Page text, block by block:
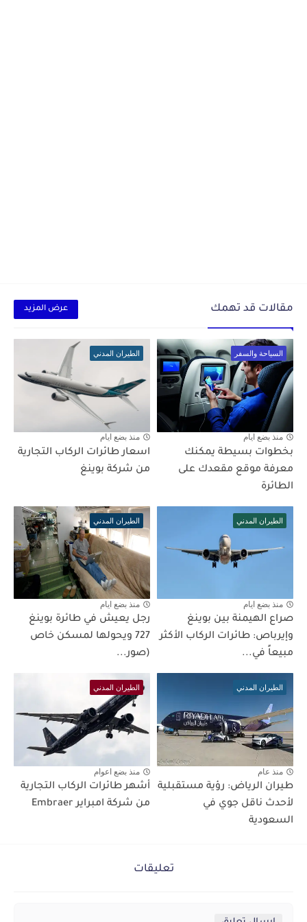
مقالات قد تهمك عرض المزيد
السياحة والسفر
منذ بضع ايام
بخطوات بسيطة يمكنك
معرفة موقع مقعدك على
الطائرة
الطيران المدني
منذ بضع ايام
اسعار طائرات الركاب التجارية
من شركة بوينغ
الطيران المدني
منذ بضع ايام
صراع الهيمنة بين بوينغ
وإيرباص: طائرات الركاب الأكثر
مبيعاً في...
الطيران المدني
منذ بضع ايام
رجل يعيش في طائرة بوينغ
727 ويحولها لمسكن خاص
(صور...
الطيران المدني
منذ عام
طيران الرياض: رؤية مستقبلية
لأحدث ناقل جوي في
السعودية
الطيران المدني
منذ بضع اعوام
أشهر طائرات الركاب التجارية
من شركة امبراير Embraer
تعليقات